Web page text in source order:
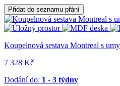
Přidat do seznamu přání
Koupelnová sestava Montreal s
7 328 Kč
Dodání do: 1 - 3 týdny